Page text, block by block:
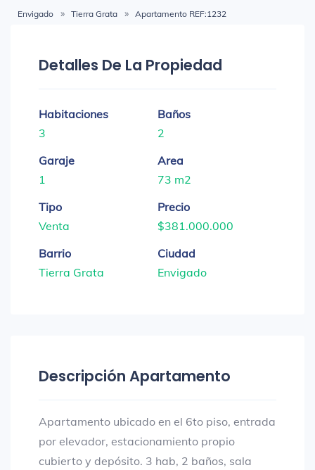
Envigado Tierra Grata Apartamento REF:1232
Detalles De La Propiedad
Habitaciones
3
Baños
2
Garaje
1
Area
73 m2
Tipo
Venta
Precio
$381.000.000
Barrio
Tierra Grata
Ciudad
Envigado
Descripción Apartamento
Apartamento ubicado en el 6to piso, entrada
por elevador, estacionamiento propio
cubierto y depósito. 3 hab, 2 baños, sala